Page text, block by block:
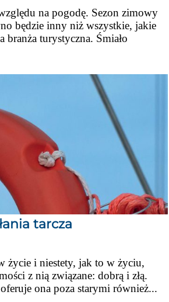
na pogodę. Sezon zimowy
będzie inny niż wszystkie, jakie
branża turystyczna. Śmiało
tarcza
życie i niestety, jak to w życiu,
z nią związane: dobrą i złą.
ona poza starymi również...